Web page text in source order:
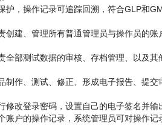
护，操作记录可追踪回溯，符合GLP和
创建、管理所有普通管理员与操作员的
全部测试数据的审核、存档管理、以及
制作、测试、修正、形成电子报告、提
修改登录密码，设置自己的电子签名并输
账户的操作记录，系统管理员可对操作记